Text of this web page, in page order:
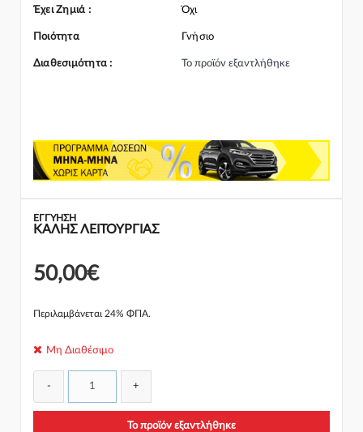
Έχει Ζημιά : Όχι
Ποιότητα Γνήσιο
Διαθεσιμότητα : Το προϊόν εξαντλήθηκε
ΕΓΓΎΗΣΗ
ΚΑΛΗΣ ΛΕΙΤΟΥΡΓΙΑΣ
50,00€
Περιλαμβάνεται 24% ΦΠΑ.
Μη Διαθέσιμο
- +
Το προϊόν εξαντλήθηκε